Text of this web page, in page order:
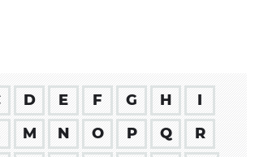
D E F G H
I
M N O P Q
R